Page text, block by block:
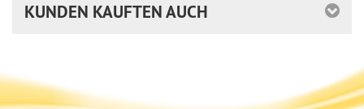
KUNDEN KAUFTEN AUCH